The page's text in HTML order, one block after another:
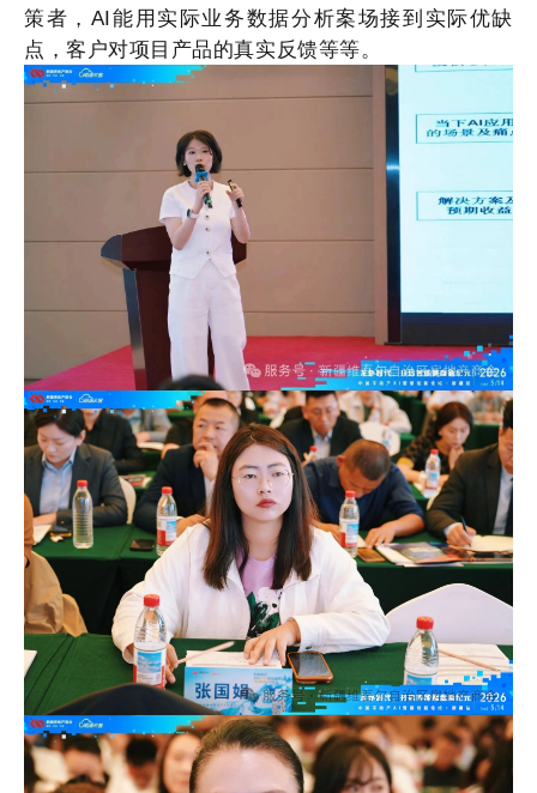
策者，AI能用实际业务数据分析案场接到实际优缺
点，客户对项目产品的真实反馈等等。